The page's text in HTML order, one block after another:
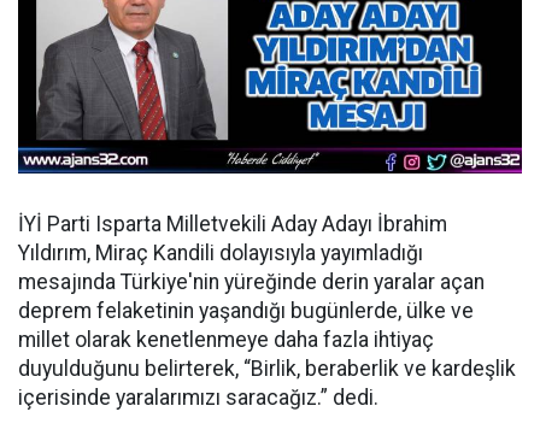
İYİ Parti Isparta Milletvekili Aday Adayı İbrahim
Yıldırım, Miraç Kandili dolayısıyla yayımladığı
mesajında Türkiye'nin yüreğinde derin yaralar açan
deprem felaketinin yaşandığı bugünlerde, ülke ve
millet olarak kenetlenmeye daha fazla ihtiyaç
duyulduğunu belirterek, “Birlik, beraberlik ve kardeşlik
içerisinde yaralarımızı saracağız.” dedi.